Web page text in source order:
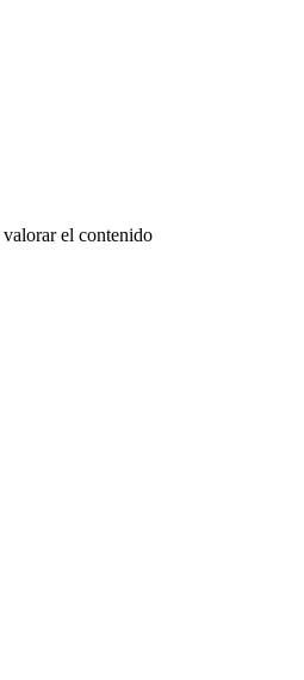
valorar el contenido